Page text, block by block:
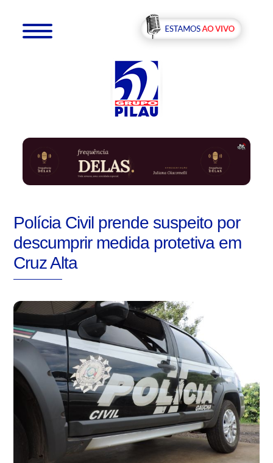
Polícia Civil prende suspeito por
descumprir medida protetiva em
Cruz Alta